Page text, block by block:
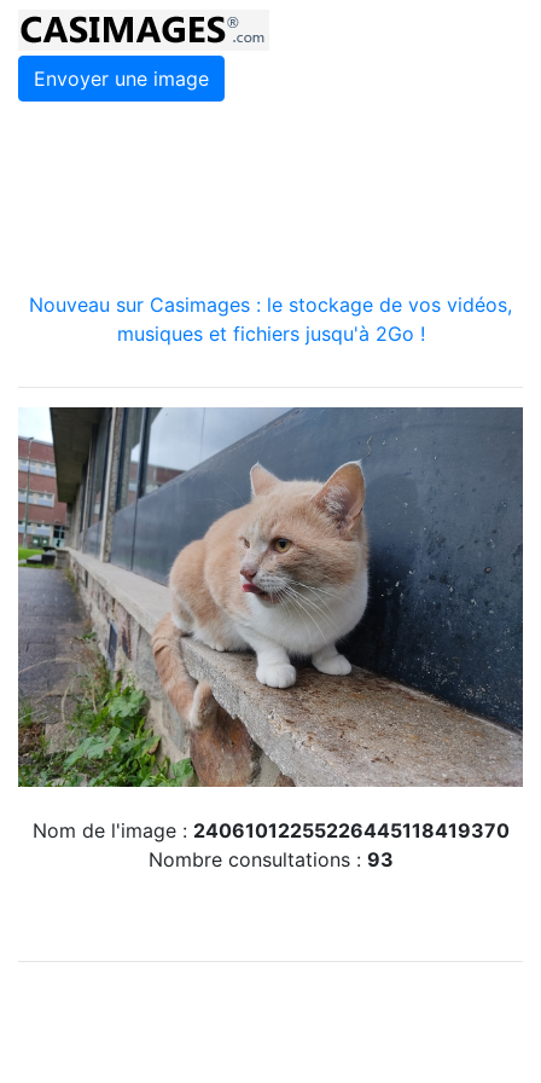
Envoyer une image
Nouveau sur Casimages : le stockage de vos vidéos,
musiques et fichiers jusqu'à 2Go !
Nom de l'image : 24061012255226445118419370
Nombre consultations : 93